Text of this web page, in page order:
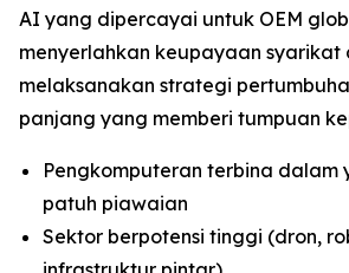
AI yang dipercayai untuk OEM
menyerlahkan keupayaan syarikat
melaksanakan strategi
panjang yang memberi tumpuan
Pengkomputeran terbina dalam
patuh piawaian
Sektor berpotensi tinggi (dron,